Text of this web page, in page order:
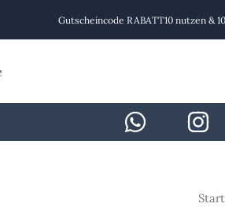
Gutscheincode RABATT10 nutzen &
Start